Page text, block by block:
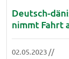
Deutsch-
nimmt Fahrt
02.05.2023 //